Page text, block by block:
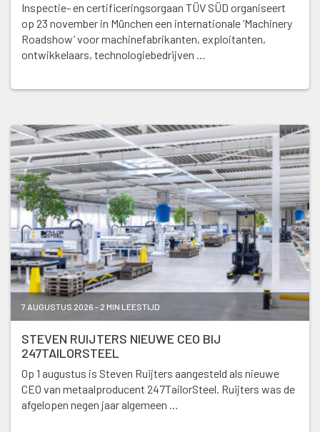
Inspectie- en certificeringsorgaan TÜV SÜD organiseert
op 23 november in München een internationale ‘Machinery
Roadshow’ voor machinefabrikanten, exploitanten,
ontwikkelaars, technologiebedrijven …
7 AUGUSTUS 2026 - 2 MIN LEESTIJD
STEVEN RUIJTERS NIEUWE CEO BIJ
247TAILORSTEEL
Op 1 augustus is Steven Ruijters aangesteld als nieuwe
CEO van metaalproducent 247TailorSteel. Ruijters was de
afgelopen negen jaar algemeen …